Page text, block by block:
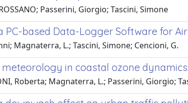
Passerini, Giorgio; Tascini, Simone
PC-based Data-Logger Software for
Magnaterra, L.; Tascini, Simone; Cencioni, G.
in coastal ozone
Roberta; Magnaterra, L.; Passerini, Giorgio;